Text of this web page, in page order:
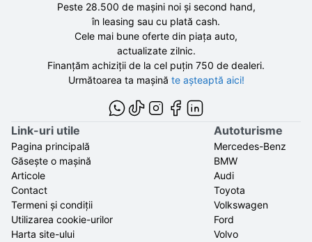
Peste 28.500 demașini noi și second hand,
în leasing sau cu plată cash.
Cele mai bune oferte din piața auto,
actualizate zilnic.
Finanțăm achiziții de la cel puțin 750 de dealeri.
Următoarea ta mașină te așteaptă aici!
Link-uri utile
Pagina principală
Găsește o mașină
Articole
Contact
Termeni și condiții
Utilizarea cookie-urilor
Harta site-ului
Autoturisme
Mercedes-Benz
BMW
Audi
Toyota
Volkswagen
Ford
Volvo